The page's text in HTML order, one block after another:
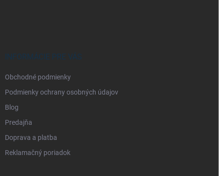
INFORMÁCIE PRE VÁS
Obchodné podmienky
Podmienky ochrany osobných údajov
Blog
Predajňa
Doprava a platba
Reklamačný poriadok